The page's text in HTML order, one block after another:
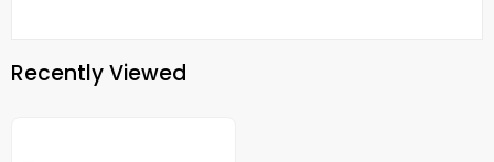
Recently Viewed